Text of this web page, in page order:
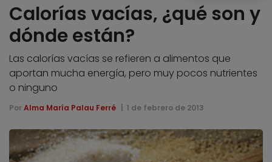
Calorías vacías, ¿qué son y
dónde están?
Las calorías vacías se refieren a alimentos que
aportan mucha energía, pero muy pocos nutrientes
o ninguno
Por Alma María Palau Ferré 1 de febrero de 2013